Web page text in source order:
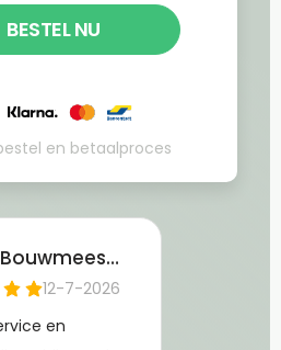
BESTEL NU
en betaalproces